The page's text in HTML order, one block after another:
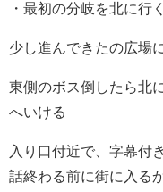
・最初の分岐を北に行
少し進んできたの広場
東側のボス倒したら北
へいける
入り口付近で、字幕付
話終わる前に街に入る